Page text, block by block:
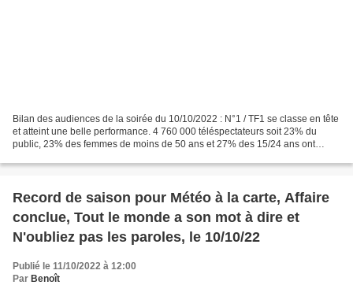
Bilan des audiences de la soirée du 10/10/2022 : N°1 / TF1 se classe en tête
et atteint une belle performance. 4 760 000 téléspectateurs soit 23% du
public, 23% des femmes de moins de 50 ans et 27% des 15/24 ans ont
Record de saison pour Météo à la carte, Affaire
conclue, Tout le monde a son mot à dire et
N'oubliez pas les paroles, le 10/10/22
Publié le 11/10/2022 à 12:00
Par Benoît